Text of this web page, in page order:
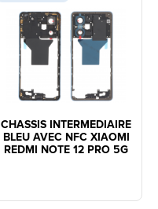
CHASSIS INTERMEDIAIRE
BLEU AVEC NFC XIAOMI
REDMI NOTE 12 PRO 5G